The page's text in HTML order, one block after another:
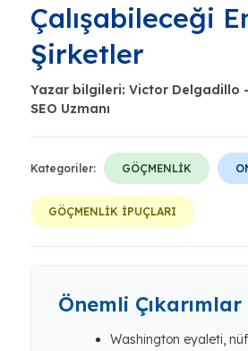
Çalışabileceği
Şirketler
Yazar bilgileri: Victor Delgadillo
SEO Uzmanı
Kategoriler: GÖÇMENLİK
GÖÇMENLİK İPUÇLARI
Önemli Çıkarımlar
Washington eyaleti,